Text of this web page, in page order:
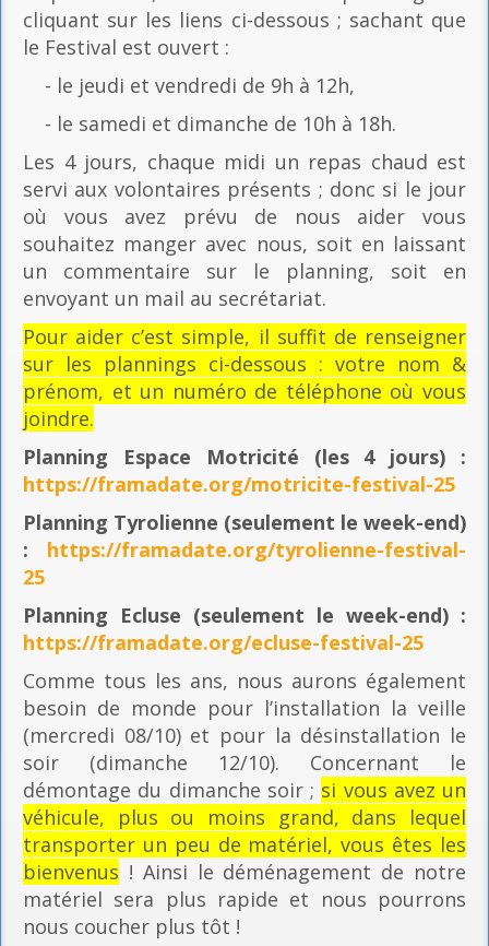
cliquant sur les liens ci-dessous ; sachant que
le Festival est ouvert :
- le jeudi et vendredi de 9h à 12h,
- le samedi et dimanche de 10h à 18h.
Les 4 jours, chaque midi un repas chaud est
servi aux volontaires présents ; donc si le jour
où vous avez prévu de nous aider vous
souhaitez manger avec nous, soit en laissant
un commentaire sur le planning, soit en
envoyant un mail au secrétariat.
Pour aider c’est simple, il suffit de renseigner
sur les plannings ci-dessous : votre nom &
prénom, et un numéro de téléphone où vous
joindre.
Planning Espace Motricité (les 4 jours) :
https://framadate.org/motricite-festival-25
Planning Tyrolienne (seulement le week-end)
: https://framadate.org/tyrolienne-festival-
25
Planning Ecluse (seulement le week-end) :
https://framadate.org/ecluse-festival-25
Comme tous les ans, nous aurons également
besoin de monde pour l’installation la veille
(mercredi 08/10) et pour la désinstallation le
soir (dimanche 12/10). Concernant le
démontage du dimanche soir ; si vous avez un
véhicule, plus ou moins grand, dans lequel
transporter un peu de matériel, vous êtes les
bienvenus ! Ainsi le déménagement de notre
matériel sera plus rapide et nous pourrons
nous coucher plus tôt !